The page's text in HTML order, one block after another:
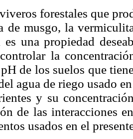
forestales que
de musgo, la
una propiedad
la
de los suelos que
agua de riego usado
y su
de las interacciones
usados en el